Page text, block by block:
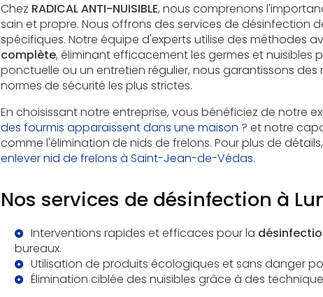
Chez RADICAL ANTI-NUISIBLE, nous comprenons
sain et propre. Nous offrons des services de désinfection
spécifiques. Notre équipe d'experts utilise des méthodes
complète, éliminant efficacement les germes et nuisibles
ponctuelle ou un entretien régulier, nous garantissons
normes de sécurité les plus strictes.
En choisissant notre entreprise, vous bénéficiez de notre
des fourmis apparaissent dans une maison ? et notre
comme l'élimination de nids de frelons. Pour plus de
enlever nid de frelons à Saint-Jean-de-Védas.
Nos services de désinfection à
Interventions rapides et efficaces pour la
bureaux.
Utilisation de produits écologiques et sans danger
Élimination ciblée des nuisibles grâce à des